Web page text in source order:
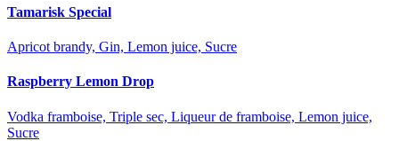
Tamarisk Special
Apricot brandy, Gin, Lemon juice, Sucre
Raspberry Lemon Drop
Vodka framboise, Triple sec, Liqueur de framboise, Lemon juice,
Sucre